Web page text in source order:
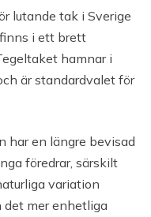
lutande tak i Sverige
i ett brett
hamnar i
är standardvalet för
har en längre bevisad
föredrar, särskilt
variation
det mer enhetliga